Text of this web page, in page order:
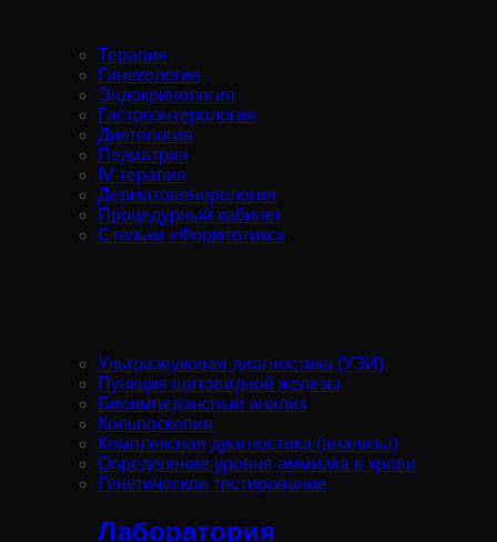
Терапия
Гинекология
Эндокринология
Гастроэнтерология
Диетология
Педиатрия
IV-терапия
Дерматовенерология
Процедурный кабинет
Стельки «Формтотикс»
Ультразвуковая диагностика (УЗИ)
Пункция щитовидной железы
Биоимпедансный анализ
Кольпоскопия
Комплексная диагностика (анализы)
Определение уровня аммиака в крови
Генетическое тестирование
Лаборатория